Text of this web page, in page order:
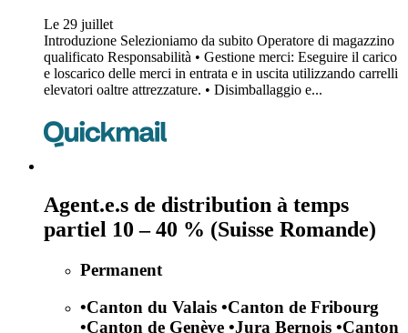
Le 29 juillet
Introduzione Selezioniamo da subito Operatore di magazzino
qualificato Responsabilità • Gestione merci: Eseguire il carico
e loscarico delle merci in entrata e in uscita utilizzando carrelli
elevatori oaltre attrezzature. • Disimballaggio e...
Agent.e.s de distribution à temps
partiel 10 – 40 % (Suisse Romande)
Permanent
•Canton du Valais •Canton de Fribourg
•Canton de Genève •Jura Bernois •Canton